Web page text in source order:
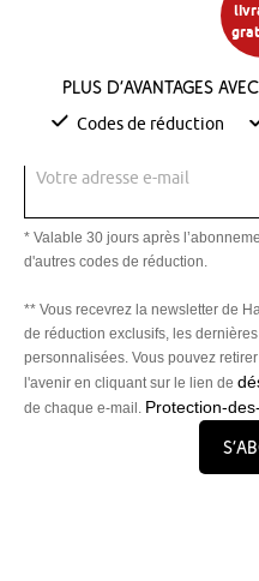
Plus d’avantages
Codes de réduction
Votre adresse e-mail
* Valable 30 jours après
d'autres codes de réduction.
** Vous recevrez la newsletter de
de réduction exclusifs, les
personnalisées. Vous pouvez
l'avenir en cliquant sur le lien de
de chaque e-mail. Protection-